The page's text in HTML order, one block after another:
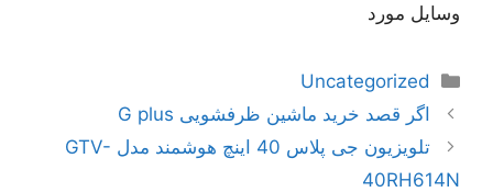
وسایل مورد
دسته‌ها
Uncategorized
ناوبری
نوشته‌ها
اگر قصد خرید ماشین ظرفشویی G plus
تلویزیون جی پلاس 40 اینچ هوشمند مدل GTV-
40RH614N